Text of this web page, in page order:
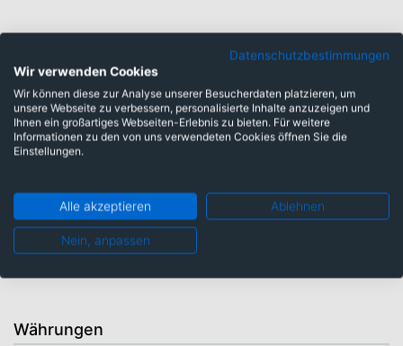
Medien und Dienste multimedial: 52,55%
Film/Unterhaltung: 14,90%
Unterhaltung: 4,25%
Marketing: 1,32%
Währungen
Datenschutzbestimmungen
Wir verwenden Cookies
Wir können diese zur Analyse unserer Besucherdaten platzieren, um
unsere Webseite zu verbessern, personalisierte Inhalte anzuzeigen und
Ihnen ein großartiges Webseiten-Erlebnis zu bieten. Für weitere
Informationen zu den von uns verwendeten Cookies öffnen Sie die
Einstellungen.
Alle akzeptieren Ablehnen
Nein, anpassen